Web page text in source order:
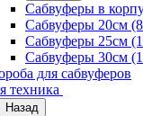
Сабвуферы в
Сабвуферы 20см
Сабвуферы 25см
Сабвуферы 30см
для сабвуферов
техника
Назад